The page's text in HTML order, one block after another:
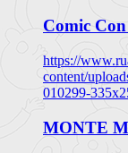
Comic
https://
content/
010299-
MONTE